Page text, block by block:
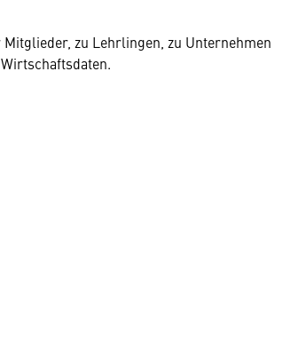
zu Lehrlingen, zu Unternehmen